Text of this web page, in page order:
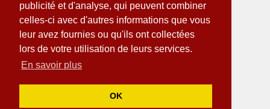
publicité et d'analyse, qui peuvent combiner
celles-ci avec d'autres informations que vous
leur avez fournies ou qu'ils ont collectées
lors de votre utilisation de leurs services.
En savoir plus
OK